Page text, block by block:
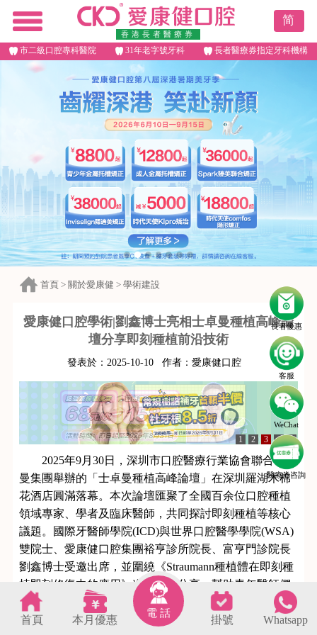
香港長者醫療券
简
市二級口腔專科醫院 31年老字號牙科 長者醫療券指定牙科機構
長者優惠
客服
WeChat
醫療劵咨詢
首頁 > 關於愛康健 > 學術建設
愛康健口腔學術|劉鑫博士亮相士卓曼種植高峰論
壇分享即刻種植前沿技術
發表於： 2025-10-10 作者： 愛康健口腔
1 2 3 4 5
2025年9月30日，深圳市口腔醫療行業協會聯合士卓
曼集團舉辦的「士卓曼種植高峰論壇」在深圳羅湖木棉
花酒店圓滿落幕。本次論壇匯聚了全國百余位口腔種植
領域專家、學者及臨床醫師，共同探討即刻種植等核心
議題。國際牙醫師學院(ICD)與世界口腔醫學學院(WSA)
雙院士、愛康健口腔集團裕亨診所院長、富亨門診院長
劉鑫博士受邀出席，並圍繞《Straumann種植體在即刻種
植即刻修復中的應用》進行學術分享，幫助青年醫師們
深刻理解即刻種植修復。
首頁
本月優惠
電 話
掛號 Whatsapp